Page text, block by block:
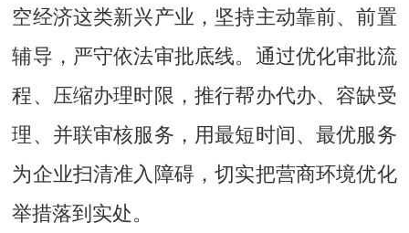
空经济这类新兴产业，坚持主动靠前、前置
辅导，严守依法审批底线。通过优化审批流
程、压缩办理时限，推行帮办代办、容缺受
理、并联审核服务，用最短时间、最优服务
为企业扫清准入障碍，切实把营商环境优化
举措落到实处。